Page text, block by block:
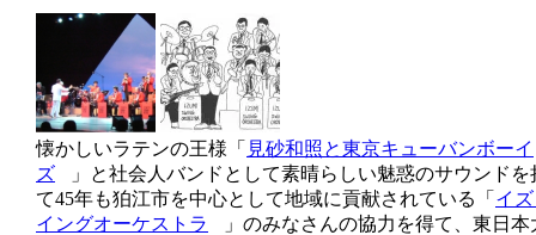
懐かしいラテンの王様「 見砂和照と東京キューバンボーイ
ズ
」と社会人バンドとして素晴らしい魅惑のサウンドを
て45年も狛江市を中心として地域に貢献されている「 イ
イングオーケストラ
」のみなさんの協力を得て、東日本